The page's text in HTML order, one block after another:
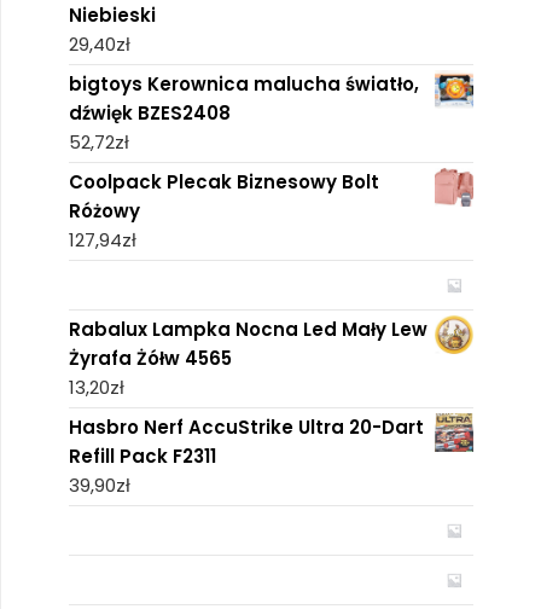
Niebieski
29,40zł
bigtoys Kerownica malucha światło,
dźwięk BZES2408
52,72zł
Coolpack Plecak Biznesowy Bolt
Różowy
127,94zł
Rabalux Lampka Nocna Led Mały Lew
Żyrafa Żółw 4565
13,20zł
Hasbro Nerf AccuStrike Ultra 20-Dart
Refill Pack F2311
39,90zł